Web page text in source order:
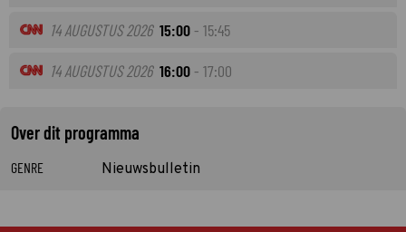
14 AUGUSTUS 2026 15:00 - 15:45
14 AUGUSTUS 2026 16:00 - 17:00
Over dit programma
GENRE Nieuwsbulletin